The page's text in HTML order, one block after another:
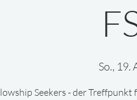
So., 19.
Seekers - der